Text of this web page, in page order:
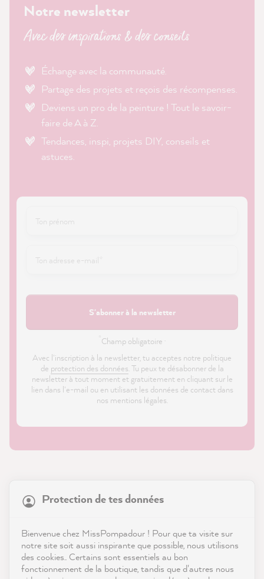
Notre newsletter
Avec des inspirations & des conseils
Échange avec la communauté.
Partage des projets et reçois des récompenses.
Deviens un pro de la peinture ! Tout le savoir-
faire de A à Z.
Tendances, inspi, projets DIY, conseils et
astuces.
S'abonner à la newsletter
Champ obligatoire ·
Avec l'inscription à la newsletter, tu acceptes notre politique
de protection des données. Tu peux te désabonner de la
newsletter à tout moment et gratuitement en cliquant sur le
lien dans l'e-mail ou en utilisant les données de contact dans
nos mentions légales.
Boutique
Service
Contact
Protection de tes données
Bienvenue chez MissPompadour ! Pour que ta visite sur
notre site soit aussi inspirante que possible, nous utilisons
des cookies.. Certains sont essentiels au bon
fonctionnement de la boutique, tandis que d'autres nous
reviews-io